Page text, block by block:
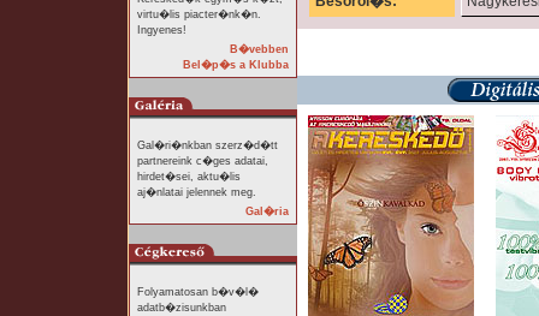
virtu�lis piacter�nk�n.
Ingyenes!
B�vebben
Bel�p�s a Klubba
Gal�ri�nkban szerz�d�tt
partnereink c�ges adatai,
hirdet�sei, aktu�lis
aj�nlatai jelennek meg.
Gal�ria
Folyamatosan b�v�l�
adatb�zisunkban